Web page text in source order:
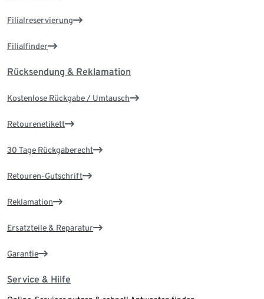
Filialreservierung
Filialfinder
Rücksendung & Reklamation
Kostenlose Rückgabe / Umtausch
Retourenetikett
30 Tage Rückgaberecht
Retouren-Gutschrift
Reklamation
Ersatzteile & Reparatur
Garantie
Service & Hilfe